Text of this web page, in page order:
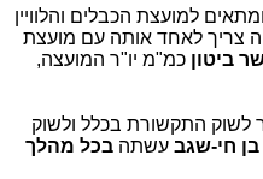
ומתאים למועצת הכבלים והלוויין
צריך לאחד אותה עם מועצת
ביטון כמ"מ יו"ר המועצה,
לשוק התקשורת בכלל ולשוק
חי-שגב עשתה בכל מהלך